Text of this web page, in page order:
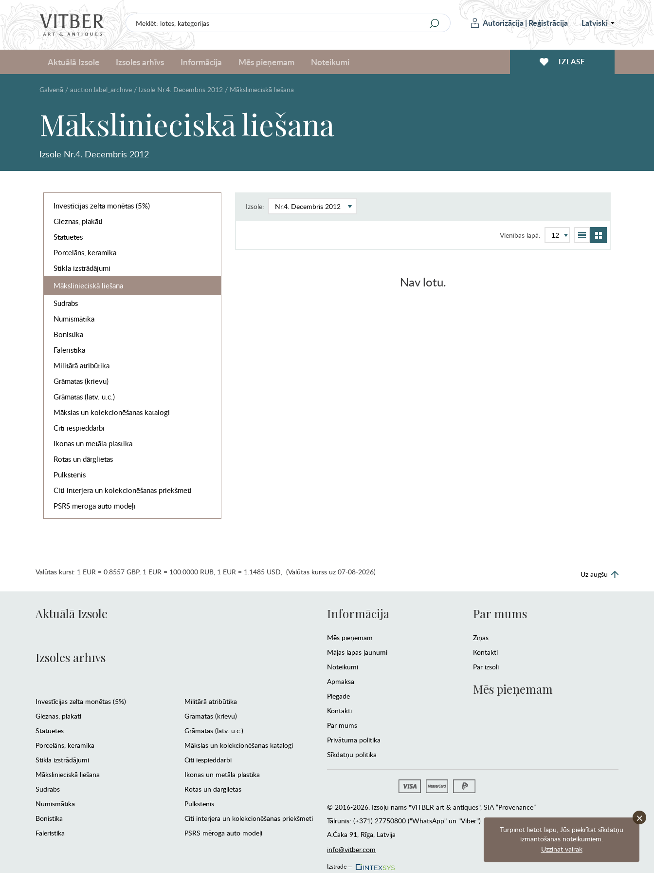
Autorizācija|Reģistrācija Latviski
Aktuālā Izsole Izsoles arhīvs Informācija Mēs pieņemam Noteikumi IZLASE
Galvenā / auction.label_archive / Izsole Nr.4. Decembris 2012 / Mākslinieciskā liešana
Mākslinieciskā liešana
Izsole Nr.4. Decembris 2012
Investīcijas zelta monētas (5%)
Gleznas, plakāti
Statuetes
Porcelāns, keramika
Stikla izstrādājumi
Mākslinieciskā liešana
Sudrabs
Numismātika
Bonistika
Faleristika
Militārā atribūtika
Grāmatas (krievu)
Grāmatas (latv. u.c.)
Mākslas un kolekcionēšanas katalogi
Citi iespieddarbi
Ikonas un metāla plastika
Rotas un dārglietas
Pulkstenis
Citi interjera un kolekcionēšanas priekšmeti
PSRS mēroga auto modeļi
Izsole:
Vienības lapā:
Nav lotu.
Turpinot lietot lapu, Jūs piekrītat sīkdatņu
izmantošanas noteikumiem.
Uzzināt vairāk
×
Valūtas kursi: 1 EUR = 0.8557 GBP, 1 EUR = 100.0000 RUB, 1 EUR = 1.1485 USD, (Valūtas kurss uz 07-08-2026) Uz augšu
Aktuālā Izsole
Izsoles arhīvs
Investīcijas zelta monētas (5%)
Gleznas, plakāti
Statuetes
Porcelāns, keramika
Stikla izstrādājumi
Mākslinieciskā liešana
Sudrabs
Numismātika
Bonistika
Faleristika
Militārā atribūtika
Grāmatas (krievu)
Grāmatas (latv. u.c.)
Mākslas un kolekcionēšanas katalogi
Citi iespieddarbi
Ikonas un metāla plastika
Rotas un dārglietas
Pulkstenis
Citi interjera un kolekcionēšanas priekšmeti
PSRS mēroga auto modeļi
Informācija
Mēs pieņemam
Mājas lapas jaunumi
Noteikumi
Apmaksa
Piegāde
Kontakti
Par mums
Privātuma politika
Sīkdatņu politika
Par mums
Ziņas
Kontakti
Par izsoli
Mēs pieņemam
© 2016-2026. Izsoļu nams "VITBER art & antiques", SIA “Provenance”
Tālrunis: (+371) 27750800 ("WhatsApp" un "Viber")
А.Čaka 91, Rīga, Latvija
info@vitber.com
Izstrāde —